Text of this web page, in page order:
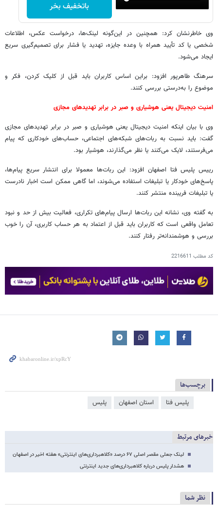
باتخفیف بخر
وی خاطرنشان کرد: همچنین در این‌گونه لینک‌ها، درخواست عکس، اطلاعات
شخصی یا کد تأیید همراه با وعده جایزه، تهدید یا فشار برای تصمیم‌گیری سریع
ایجاد می‌شود.
سرهنگ طاهرپور افزود: براین اساس کاربران باید قبل از کلیک کردن، فکر و
موضوع را به‌درستی بررسی کنند.
امنیت دیجیتال یعنی هوشیاری و صبر در برابر تهدیدهای مجازی
وی با بیان اینکه امنیت دیجیتال یعنی هوشیاری و صبر در برابر تهدیدهای مجازی
گفت: باید نسبت به ربات‌های شبکه‌های اجتماعی، حساب‌های خودکاری که پیام
می‌فرستند، لایک می‌کنند یا نظر می‌گذارند، هوشیار بود.
رییس پلیس فتا اصفهان افزود: این ربات‌ها معمولا برای انتشار سریع پیام‌ها،
پاسخ‌های خودکار یا تبلیغات استفاده می‌شوند، اما گاهی ممکن است اخبار نادرست
یا تبلیغات فریبنده منتشر کنند.
به گفته وی، نشانه این ربات‌ها ارسال پیام‌های تکراری، فعالیت بیش از حد و نبود
تعامل واقعی است که کاربران باید قبل از اعتماد به هر حساب کاربری، آن را خوب
بررسی و هوشمندانه‌تر رفتار کنند.
کد مطلب 2216611
برچسب‌ها
پلیس فتا استان اصفهان پلیس
خبرهای مرتبط
لینک جعلی مقصر اصلی ۶۷ درصد «کلاهبرداری‌های اینترنتی» هفته اخیر در اصفهان
هشدار پلیس درباره کلاهبرداری‌های جدید اینترنتی
نظر شما